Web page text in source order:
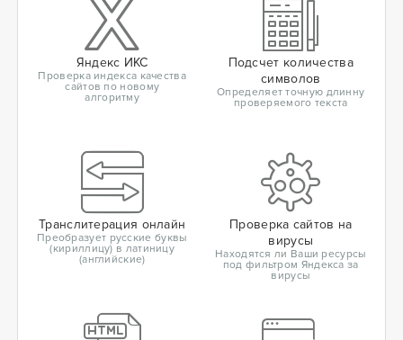
Яндекс ИКС
Проверка индекса качества
сайтов по новому
алгоритму
Подсчет количества
символов
Определяет точную длинну
проверяемого текста
Транслитерация онлайн
Преобразует русские буквы
(кириллицу) в латиницу
(английские)
Проверка сайтов на
вирусы
Находятся ли Ваши ресурсы
под фильтром Яндекса за
вирусы